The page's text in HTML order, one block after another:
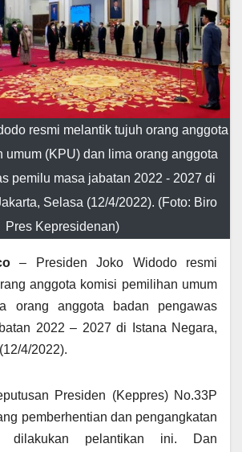
resmi melantik tujuh orang anggota
umum (KPU) dan lima orang anggota
pemilu masa jabatan 2022 - 2027 di
Selasa (12/4/2022). (Foto: Biro
Pres Kepresidenan)
– Presiden Joko Widodo resmi
anggota komisi pemilihan umum
orang anggota badan pengawas
2022 – 2027 di Istana Negara,
4/2022).
Presiden (Keppres) No.33P
pemberhentian dan pengangkatan
dilakukan pelantikan ini. Dan